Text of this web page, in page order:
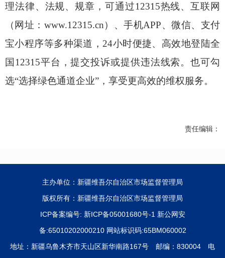
理法律、法规、规章，可通过12315热线、互联网
（网址： www.12315.cn）、手机APP、微信、支付
宝小程序等多种渠道， 24小时便捷、高效地登陆全
国12315平台，提交投诉或提供违法线索。也可勾
选“选择绿色通道企业” ，享受更高效的维权服务。
责任编辑：
主办单位：新疆维吾尔自治区市场监督管理局
版权所有：新疆维吾尔自治区市场监督管理局
ICP备案编号: 新ICP备05001680号-1 新公网安
备:65010202000210 网站标识码:65BM060002
地址：新疆乌鲁木齐市天山区新华南路167号 邮编：830004 电